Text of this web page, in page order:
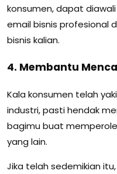
konsumen, dapat
email bisnis profesional
bisnis kalian.
4. Membantu
Kala konsumen telah
industri, pasti hendak
bagimu buat
yang lain.
Jika telah sedemikian